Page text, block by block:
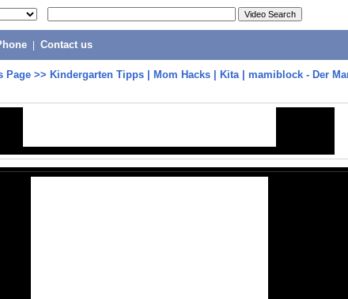
Contact us
Page >> Kindergarten Tipps | Mom Hacks | Kita | mamiblock - Der